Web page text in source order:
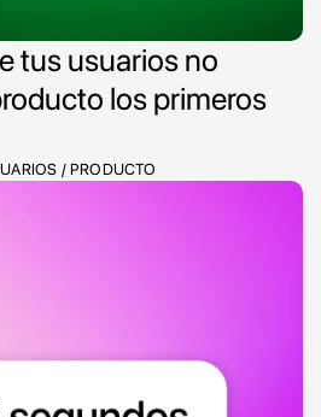
tus usuarios no
los primeros
/ PRODUCTO